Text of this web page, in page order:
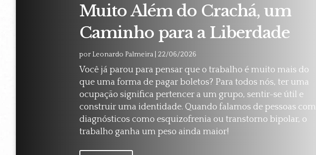
Muito Além do Crachá, um
Caminho para a Liberdade
por Leonardo Palmeira 22/06/2026
Você já parou para pensar que o trabalho é muito mais do
que uma forma de pagar boletos? Para todos nós, ter uma
ocupação significa pertencer a um grupo, sentir-se útil e
construir uma identidade. Quando falamos de pessoas com
diagnósticos como esquizofrenia ou transtorno bipolar, o
trabalho ganha um peso ainda maior!